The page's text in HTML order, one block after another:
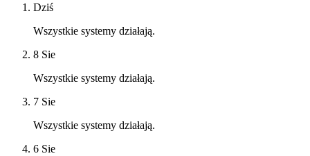
Dziś
Wszystkie systemy działają.
8 Sie
Wszystkie systemy działają.
7 Sie
Wszystkie systemy działają.
6 Sie